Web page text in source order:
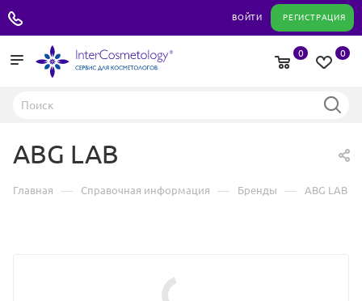
ВОЙТИ РЕГИСТРАЦИЯ
0
0
ABG LAB
Главная — Справочная информация — Бренды — ABG LAB